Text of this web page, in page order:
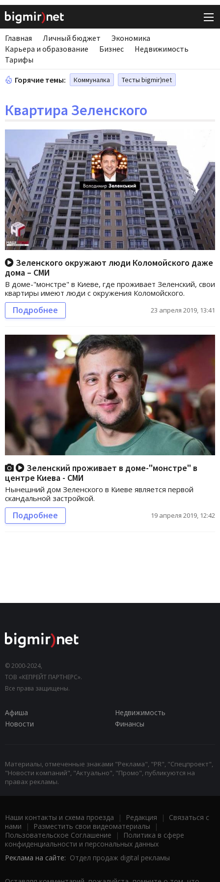
Главная Личный бюджет
Экономика
Карьера и образование
Бизнес
Недвижимость
Тарифы
Горячие темы: Коммуналка Тесты bigmir)net
Квартира Зеленского
Зеленского окружают люди Коломойского даже
дома – СМИ
В доме-"монстре" в Киеве, где проживает Зеленский, свои
квартиры имеют люди с окружения Коломойского.
Подробнее 23 апреля 2019, 13:41
Зеленский проживает в доме-"монстре" в
центре Киева - СМИ
Нынешний дом Зеленского в Киеве является первой
скандальной застройкой.
Подробнее 19 апреля 2019, 12:42
© 2000-2024,
ТОВ «КЕПРЕЙТ ПАРТНЕРС».
Все права защищены.
Афиша
Недвижимость
Новости
Финансы
Материалы, отмеченные знаками "Реклама", "PR", "Спецпроект",
"Новости компаний", "Актуально", "Промо", публикуются на
правах рекламы.
Наши контакты и схема проезда | Редакция | Связаться с
нами | Разместить свои видеоматериалы |
Пользовательское Соглашение |
Политика в сфере
конфиденциальности и персональных данных
Реклама на сайте: Отдел продаж digital рекламы